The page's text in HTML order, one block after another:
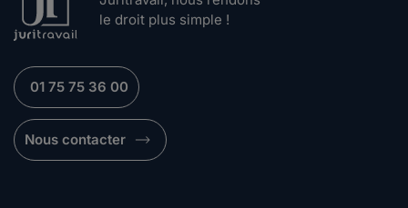
le droit plus simple !
01 75 75 36 00
Nous contacter